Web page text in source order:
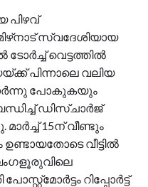
പിഴവ്
സ്വദേശിയായ
വെട്ടത്തില്‍
പിന്നാലെ വലിയ
പോകുകയും
ഡിസ്‌ചാർജ്
15ന് വീണ്ടും
വീട്ടില്‍
റിപ്പോർട്ട്